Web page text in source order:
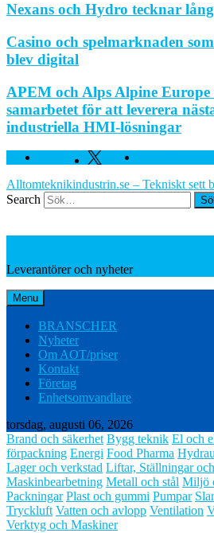
Nexans och Hydro tecknar
Casino och spelmarknaden
blev digital
APEM och Alps Alpine
samarbetet för att leverera
industriella HMI-lösningar
Facebook Twitter
Alltomteknikindustrin.se – Tekniskt sett
Search
Leverantörer och nyheter
Menu
BRANSCHER
Nyheter
Om AOT/priser
Kontakt
Företag
Enhetsomvandlare
torsdag, augusti 06, 2026
Brand och säkerhet Bygg teknik El och
förpackning Energi Food Pharma
Lager och verkstad Liftar, Ställningar
Maskinbearbetning Metall och stål Miljö
Packningar Plast och gummi Pumpar
Tryckluft Vatten och avlopp Ventilation
Verktyg och Maskiner